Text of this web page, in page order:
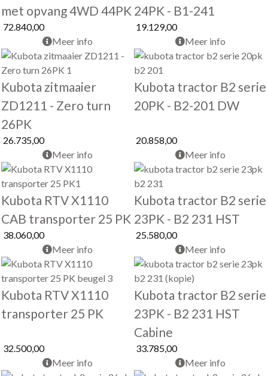
met opvang 4WD 44PK
72.840,00
Meer info
24PK - B1-241
19.129,00
Meer info
Kubota zitmaaier
ZD1211 - Zero turn
26PK
26.735,00
Meer info
Kubota tractor B2 serie
20PK - B2-201 DW
20.858,00
Meer info
Kubota RTV X1110
CAB transporter 25 PK
38.060,00
Meer info
Kubota tractor B2 serie
23PK - B2 231 HST
25.580,00
Meer info
Kubota RTV X1110
transporter 25 PK
32.500,00
Meer info
Kubota tractor B2 serie
23PK - B2 231 HST
Cabine
33.785,00
Meer info